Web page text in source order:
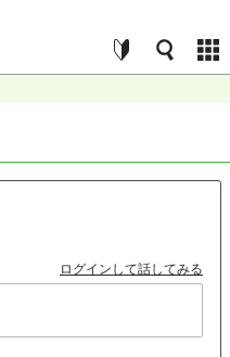
ログインして話してみる